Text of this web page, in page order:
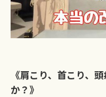
《肩こり、首こり、
か？》